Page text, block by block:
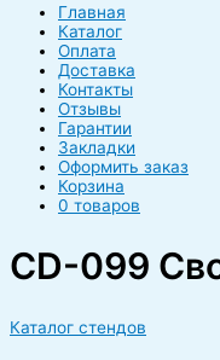
Главная
Каталог
Оплата
Доставка
Контакты
Отзывы
Гарантии
Закладки
Оформить заказ
Корзина
0 товаров
CD-099
Каталог стендов